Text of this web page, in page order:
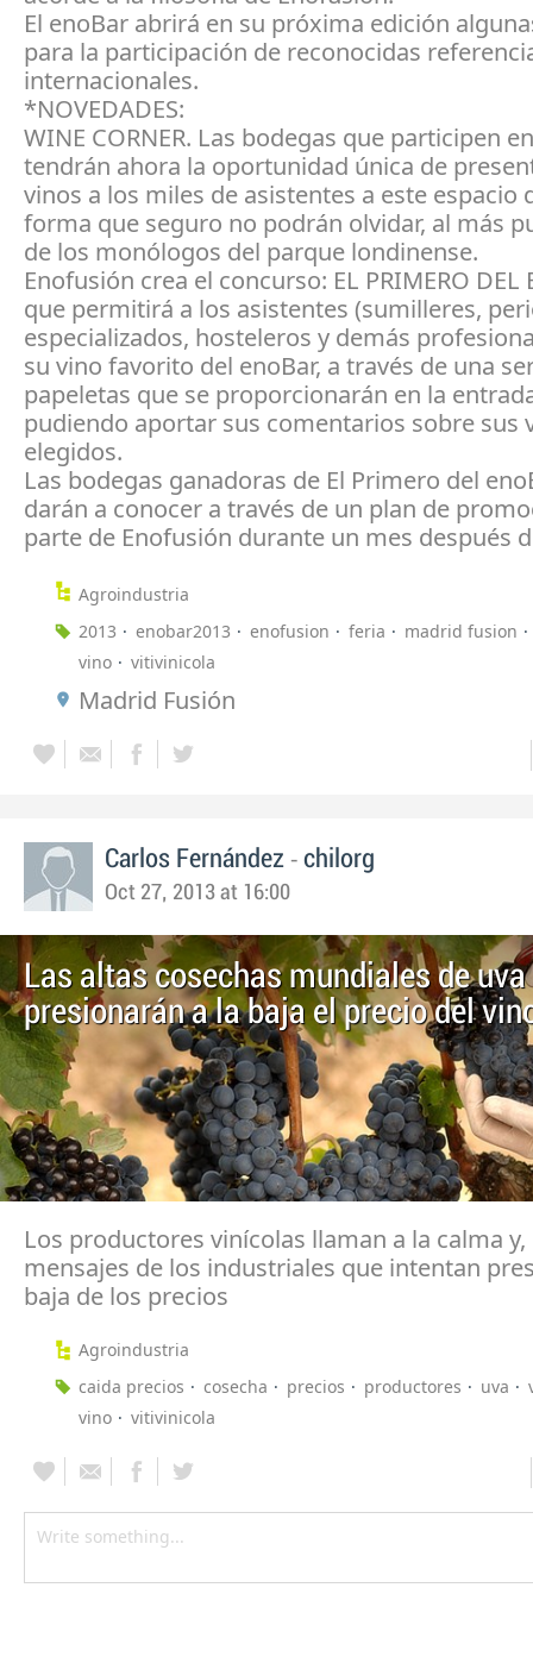
El enoBar abrirá en su próxima edición
para la participación de reconocidas
internacionales.
*NOVEDADES:
WINE CORNER. Las bodegas que participen
tendrán ahora la oportunidad única de
vinos a los miles de asistentes a este espacio
forma que seguro no podrán olvidar, al más
de los monólogos del parque londinense.
Enofusión crea el concurso: EL PRIMERO DEL
que permitirá a los asistentes (sumilleres,
especializados, hosteleros y demás
su vino favorito del enoBar, a través de una
papeletas que se proporcionarán en la
pudiendo aportar sus comentarios sobre sus
elegidos.
Las bodegas ganadoras de El Primero del
darán a conocer a través de un plan de
parte de Enofusión durante un mes después
Agroindustria
2013
enobar2013 enofusion feria
madrid fusion
vino
vitivinicola
Madrid Fusión
Carlos Fernández - chilorg
Oct 27, 2013 at 16:00
Las altas cosechas mundiales de uva
presionarán a la baja el precio del
Los productores vinícolas llaman a la calma y,
mensajes de los industriales que intentan
baja de los precios
Agroindustria
caida precios
cosecha precios productores uva
vino
vitivinicola